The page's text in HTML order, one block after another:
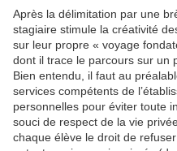
Après la délimitation par une
stagiaire stimule la créativité
sur leur propre « voyage
dont il trace le parcours sur un
Bien entendu, il faut au
services compétents de
personnelles pour éviter toute
souci de respect de la vie
chaque élève le droit de